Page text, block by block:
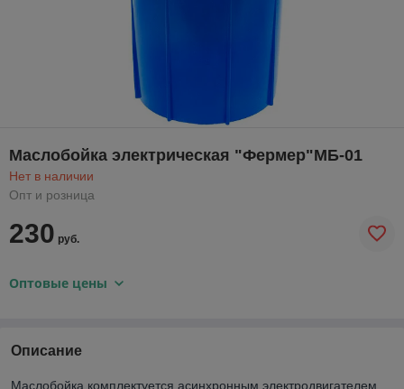
Маслобойка электрическая "Фермер"МБ-01
Нет в наличии
Опт и розница
230 руб.
Оптовые цены
Описание
Маслобойка комплектуется асинхронным электродвигателем